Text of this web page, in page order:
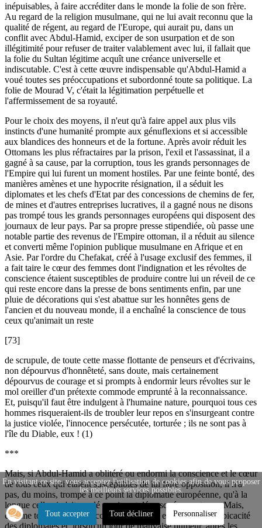
inépuisables, à faire accréditer dans le monde la folie de son frère.
Au regard de la religion musulmane, qui ne lui avait reconnu que la
qualité de régent, au regard de l'Europe, qui aurait pu, dans un
conflit avec Abdul-Hamid, exciper de son usurpation et de son
illégitimité pour refuser de traiter valablement avec lui, il fallait que
la folie du Sultan légitime acquît une créance universelle et
indiscutable. C'est à cette œuvre indispensable qu'Abdul-Hamid a
voué toutes ses préoccupations et subordonné toute sa politique. La
folie de Mourad V, c'était la légitimation perpétuelle et
l'affermissement de sa royauté.
Pour le choix des moyens, il n'eut qu'à faire appel aux plus vils
instincts d'une humanité prompte aux génuflexions et si accessible
aux blandices des honneurs et de la fortune. Après avoir réduit les
Ottomans les plus réfractaires par la prison, l'exil et l'assassinat, il a
gagné à sa cause, par la corruption, tous les grands personnages de
l'Empire qui lui furent un moment hostiles. Par une feinte bonté, des
manières amènes et une hypocrite résignation, il a séduit les
diplomates et les chefs d'Etat par des concessions de chemins de fer,
de mines et d'autres entreprises lucratives, il a gagné nous ne disons
pas trompé tous les grands personnages européens qui disposent des
journaux de leur pays. Par sa propre presse stipendiée, où passe une
notable partie des revenus de l'Empire ottoman, il a réduit au silence
et converti même l'opinion publique musulmane en Afrique et en
Asie. Par l'ordre du Chefakat, créé à l'usage exclusif des femmes, il
a fait taire le cœur des femmes dont l'indignation et les révoltes de
conscience étaient susceptibles de produire contre lui un réveil de ce
qui reste encore dans la presse de bons sentiments enfin, par une
pluie de décorations qui s'est abattue sur les honnêtes gens de
l'ancien et du nouveau monde, il a enchaîné la conscience de tous
ceux qu'animait un reste
[73]
de scrupule, de toute cette masse flottante de penseurs et d'écrivains,
non dépourvus d'honnêteté, sans doute, mais certainement
dépourvus de courage et si prompts à endormir leurs révoltes sur le
mol oreiller d'un prétexte commode emprunté à la reconnaissance.
Et, puisqu'il faut être indulgent à l'humaine nature, pourquoi tous ces
hommes risqueraient-ils de troubler leur repos en s'insurgeant contre
la justice violée, l'innocence persécutée, torturée ; ils ne sont pas à
l'île du Diable, eux ! (1)
***
Mais, si Abdul-Hamid a oblitéré ou endormi la conscience et le cœur
de tous ceux qui étaient susceptibles de lui faire opposition, il n'a
pas, du moins, trompé à ce point la diplomatie européenne, qu'à la
longue celle-ci n'ait sondé son jeu et démasqué ses astuces. Mais,
comme toujours, le fait accompli avait mis en défaut la perspicacité
des diplomates et, lorsqu'un jour de mauvaise humeur, après les
En visitant ce site, vous acceptez l'utilisation de cookies afin de vous proposer
les meilleurs services possibles.
Tout accepter Tout décliner Personnaliser